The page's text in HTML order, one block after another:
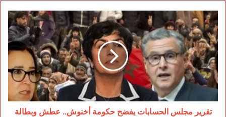
تقرير
مجلس
الحسابات
يفضح
حكومة
أخنوش..
عطش
وبطالة
وغلاء
تقرير مجلس الحسابات يفضح حكومة أخنوش.. عطش وبطالة